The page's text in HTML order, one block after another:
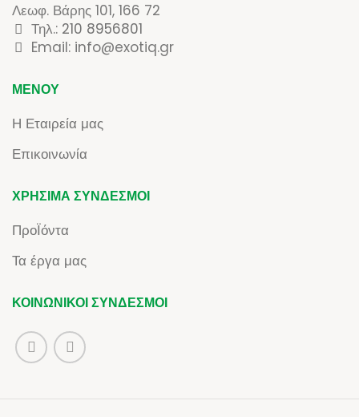
Λεωφ. Βάρης 101, 166 72
Τηλ.: 210 8956801
Email: info@exotiq.gr
ΜΕΝΟΎ
Η Εταιρεία μας
Επικοινωνία
ΧΡΉΣΙΜΑ ΣΎΝΔΕΣΜΟΙ
ΠροΪόντα
Τα έργα μας
ΚΟΙΝΩΝΙΚΟΊ ΣΎΝΔΕΣΜΟΙ